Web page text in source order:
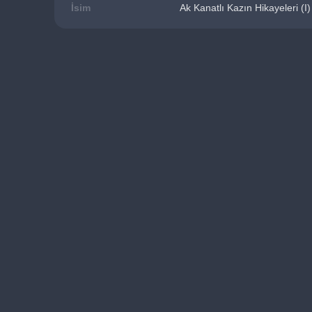
İsim Ak Kanatlı Kazın Hikayeleri (I)